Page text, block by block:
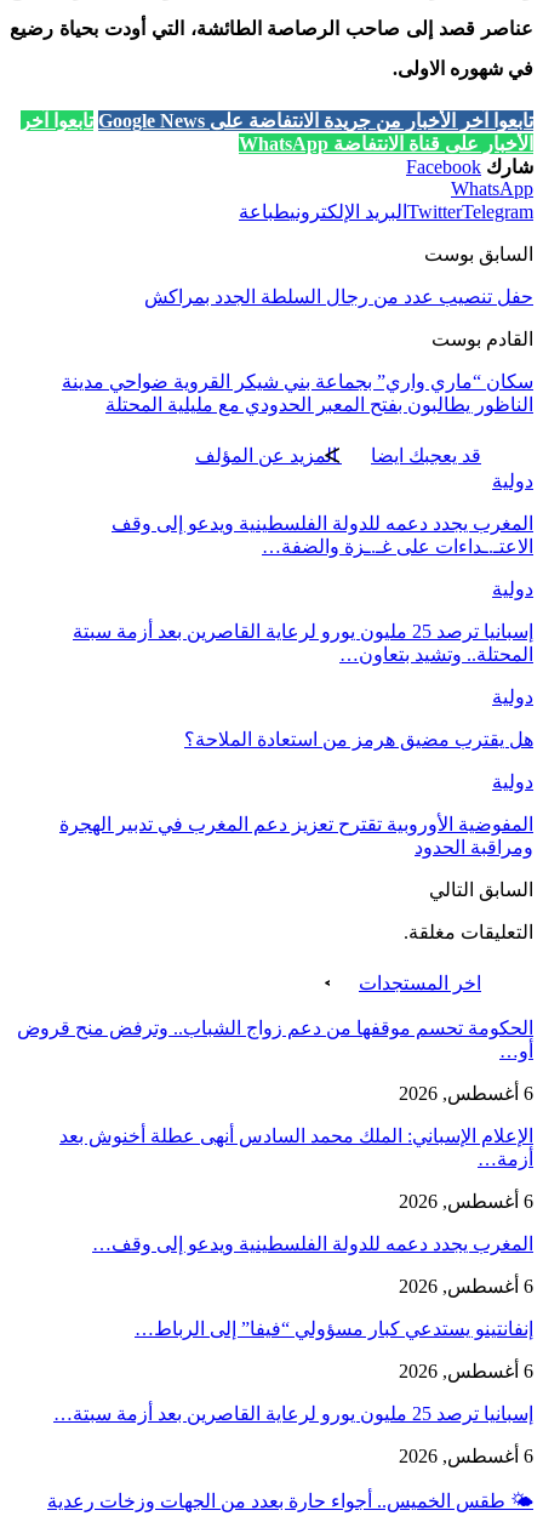
عناصر قصد إلى صاحب الرصاصة الطائشة، التي أودت بحياة رضيع
في شهوره الاولى.
تابعوا آخر الأخبار من جريدة الانتفاضة على Google News
تابعوا آخر
الأخبار على قناة الانتفاضة WhatsApp
شارك Facebook
WhatsApp
TwitterTelegram البريد الإلكترونيطباعة
السابق بوست
حفل تنصيب عدد من رجال السلطة الجدد بمراكش
القادم بوست
سكان “ماري واري” بجماعة بني شيكر القروية ضواحي مدينة
الناظور يطالبون بفتح المعبر الحدودي مع مليلية المحتلة
قد يعجبك ايضا
المزيد عن المؤلف
دولية
المغرب يجدد دعمه للدولة الفلسطينية ويدعو إلى وقف
الاعتـ.ـداءات على غـ.ـزة والضفة…
دولية
إسبانيا ترصد 25 مليون يورو لرعاية القاصرين بعد أزمة سبتة
المحتلة.. وتشيد بتعاون…
دولية
هل يقترب مضيق هرمز من استعادة الملاحة؟
دولية
المفوضية الأوروبية تقترح تعزيز دعم المغرب في تدبير الهجرة
ومراقبة الحدود
السابق التالي
التعليقات مغلقة.
اخر المستجدات
الحكومة تحسم موقفها من دعم زواج الشباب.. وترفض منح قروض
أو…
6 أغسطس, 2026
الإعلام الإسباني: الملك محمد السادس أنهى عطلة أخنوش بعد
أزمة…
6 أغسطس, 2026
المغرب يجدد دعمه للدولة الفلسطينية ويدعو إلى وقف…
6 أغسطس, 2026
إنفانتينو يستدعي كبار مسؤولي “فيفا” إلى الرباط…
6 أغسطس, 2026
إسبانيا ترصد 25 مليون يورو لرعاية القاصرين بعد أزمة سبتة…
6 أغسطس, 2026
🌤️ طقس الخميس.. أجواء حارة بعدد من الجهات وزخات رعدية